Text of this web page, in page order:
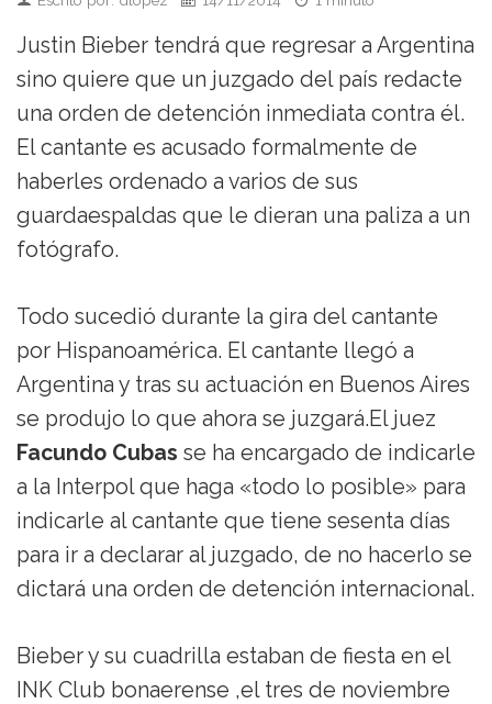
Justin Bieber tendrá que regresar a Argentina
sino quiere que un juzgado del país redacte
una orden de detención inmediata contra él.
El cantante es acusado formalmente de
haberles ordenado a varios de sus
guardaespaldas que le dieran una paliza a un
fotógrafo.
Todo sucedió durante la gira del cantante
por Hispanoamérica. El cantante llegó a
Argentina y tras su actuación en Buenos Aires
se produjo lo que ahora se juzgará.El juez
Facundo Cubas se ha encargado de indicarle
a la Interpol que haga «todo lo posible» para
indicarle al cantante que tiene sesenta días
para ir a declarar al juzgado, de no hacerlo se
dictará una orden de detención internacional.
Bieber y su cuadrilla estaban de fiesta en el
INK Club bonaerense ,el tres de noviembre